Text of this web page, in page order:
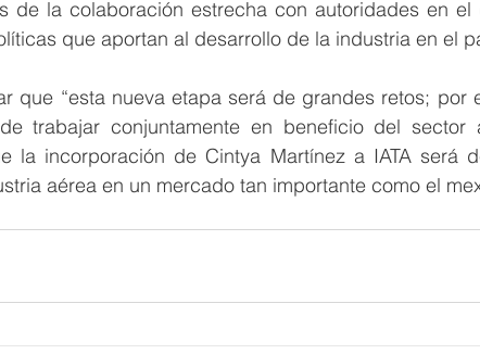
de la colaboración estrecha con autoridades en
que aportan al desarrollo de la industria en el
que “esta nueva etapa será de grandes retos; por
trabajar conjuntamente en beneficio del sector
la incorporación de Cintya Martínez a IATA será
aérea en un mercado tan importante como el